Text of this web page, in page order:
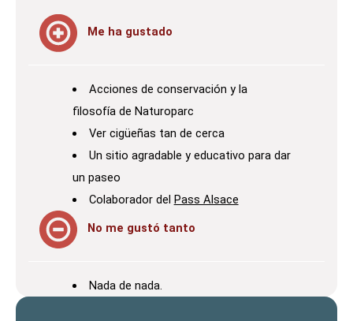
Me ha gustado
Acciones de conservación y la
filosofía de Naturoparc
Ver cigüeñas tan de cerca
Un sitio agradable y educativo para dar
un paseo
Colaborador del Pass Alsace
No me gustó tanto
Nada de nada.